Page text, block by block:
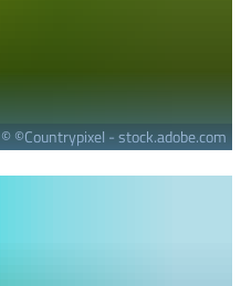
© ©Countrypixel - stock.adobe.com